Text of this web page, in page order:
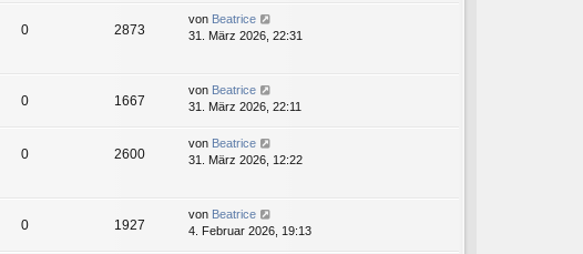
0 2873
von Beatrice
31. März 2026, 22:31
0 1667
von Beatrice
31. März 2026, 22:11
0 2600
von Beatrice
31. März 2026, 12:22
0 1927
von Beatrice
4. Februar 2026, 19:13